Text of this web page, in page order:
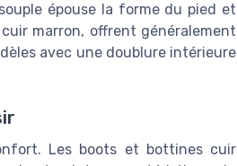
épouse la forme du pied et
marron, offrent généralement
avec une doublure intérieure
Les boots et bottines cuir